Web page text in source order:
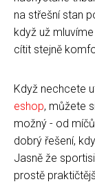
na střešní stan
když už
cítit stejně
Když nechcete
eshop, můžete
možný - od
dobrý řešení,
Jasně že
prostě